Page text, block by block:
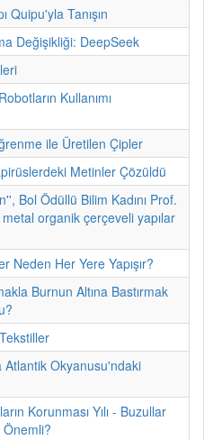
Quipu'yla Tanışın
Değişikliği: DeepSeek
Kullanımı
ile Üretilen Çipler
Metinler Çözüldü
Bol Ödüllü Bilim Kadını Prof.
organik çerçeveli yapılar
Neden Her Yere Yapışır?
Burnun Altına Bastırmak
Atlantik Okyanusu'ndaki
Korunması Yılı - Buzullar